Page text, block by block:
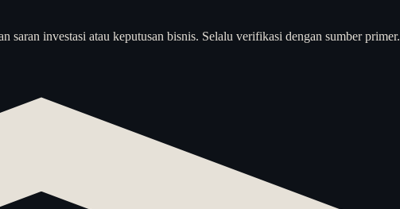
investasi atau keputusan bisnis. Selalu verifikasi dengan sumber primer.